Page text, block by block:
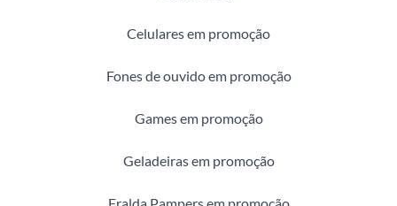
Celulares em promoção
Fones de ouvido em promoção
Games em promoção
Geladeiras em promoção